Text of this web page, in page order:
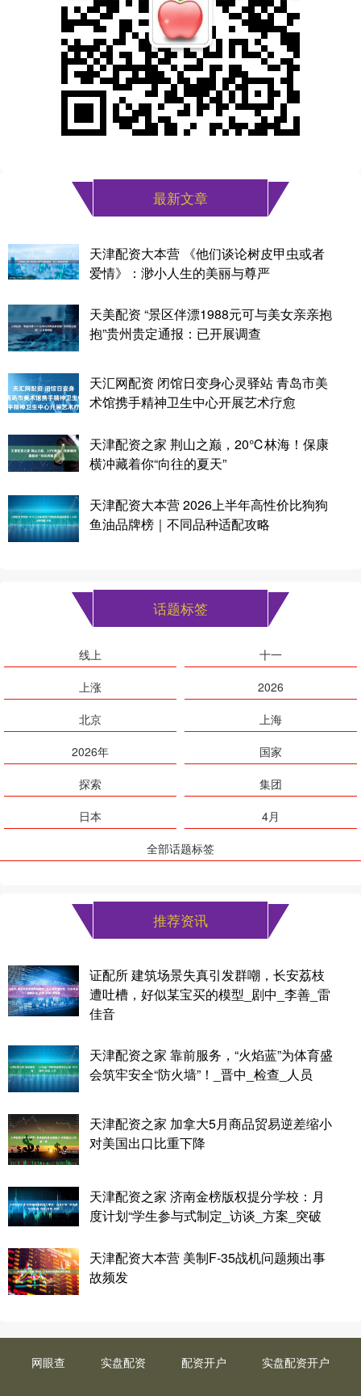
最新文章
天津配资大本营 《他们谈论树皮甲虫或者
爱情》：渺小人生的美丽与尊严
天美配资 “景区伴漂1988元可与美女亲亲抱
抱”贵州贵定通报：已开展调查
天汇网配资 闭馆日变身心灵驿站 青岛市美
术馆携手精神卫生中心开展艺术疗愈
天津配资之家 荆山之巅，20℃林海！保康
横冲藏着你“向往的夏天”
天津配资大本营 2026上半年高性价比狗狗
鱼油品牌榜｜不同品种适配攻略
话题标签
线上
十一
上涨
2026
北京
上海
2026年
国家
探索
集团
日本
4月
全部话题标签
推荐资讯
证配所 建筑场景失真引发群嘲，长安荔枝
遭吐槽，好似某宝买的模型_剧中_李善_雷
佳音
天津配资之家 靠前服务，“火焰蓝”为体育盛
会筑牢安全“防火墙”！_晋中_检查_人员
天津配资之家 加拿大5月商品贸易逆差缩小
对美国出口比重下降
天津配资之家 济南金榜版权提分学校：月
度计划“学生参与式制定_访谈_方案_突破
天津配资大本营 美制F-35战机问题频出事
故频发
网眼查 实盘配资 配资开户 实盘配资开户